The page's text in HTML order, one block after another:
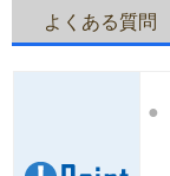
よくある質問
●